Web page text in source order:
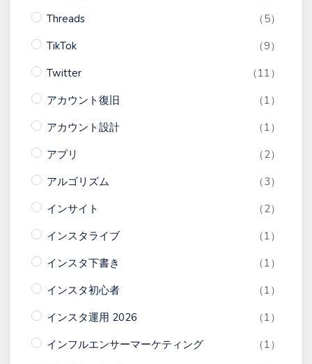
Threads
（5）
TikTok
（9）
Twitter
（11）
アカウント復旧
（1）
アカウント設計
（1）
アプリ
（2）
アルゴリズム
（3）
インサイト
（2）
インスタライブ
（1）
インスタ下書き
（1）
インスタ初心者
（1）
インスタ運用 2026
（1）
インフルエンサーマーケティング
（1）